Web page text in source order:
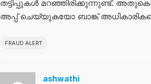
തട്ടിപ്പുകൾ മറഞ്ഞിരിക്കുന്നുണ്ട്.
അപ്പ് ചെയ്യുകയോ ബാങ്ക്
FRAUD ALERT
ashwathi